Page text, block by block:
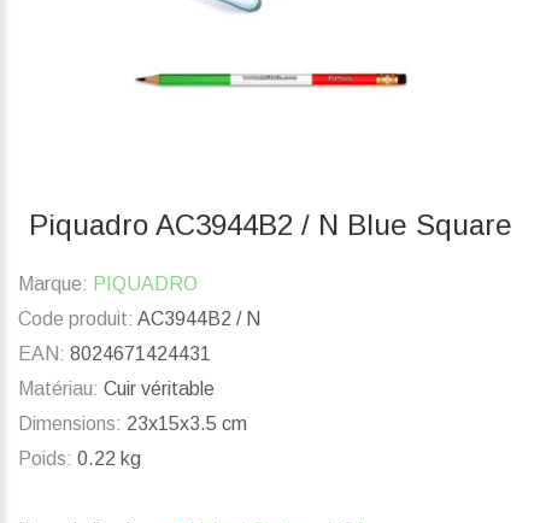
Piquadro AC3944B2 / N Blue Square
Marque: PIQUADRO
Code produit: AC3944B2 / N
EAN: 8024671424431
Matériau: Cuir véritable
Dimensions: 23x15x3.5 cm
Poids: 0.22 kg